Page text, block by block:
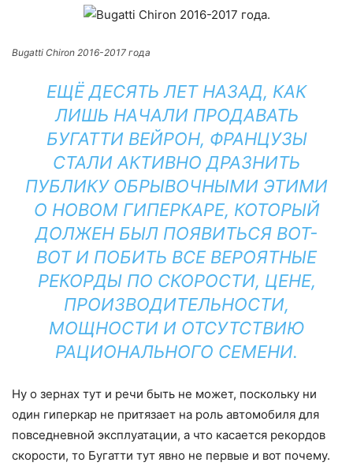
Bugatti Chiron 2016-2017 года
ЕЩЁ ДЕСЯТЬ ЛЕТ НАЗАД, КАК
ЛИШЬ НАЧАЛИ ПРОДАВАТЬ
БУГАТТИ ВЕЙРОН, ФРАНЦУЗЫ
СТАЛИ АКТИВНО ДРАЗНИТЬ
ПУБЛИКУ ОБРЫВОЧНЫМИ ЭТИМИ
О НОВОМ ГИПЕРКАРЕ, КОТОРЫЙ
ДОЛЖЕН БЫЛ ПОЯВИТЬСЯ ВОТ-
ВОТ И ПОБИТЬ ВСЕ ВЕРОЯТНЫЕ
РЕКОРДЫ ПО СКОРОСТИ, ЦЕНЕ,
ПРОИЗВОДИТЕЛЬНОСТИ,
МОЩНОСТИ И ОТСУТСТВИЮ
РАЦИОНАЛЬНОГО СЕМЕНИ.
Ну о зернах тут и речи быть не может, поскольку ни
один гиперкар не притязает на роль автомобиля для
повседневной эксплуатации, а что касается рекордов
скорости, то Бугатти тут явно не первые и вот почему.